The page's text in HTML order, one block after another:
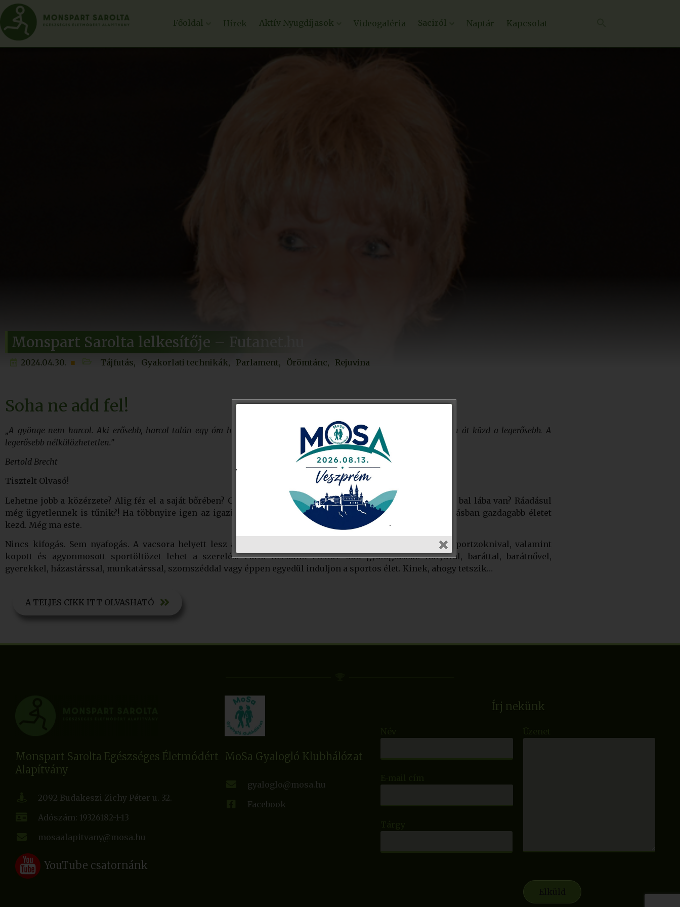
Főoldal Hírek Aktív Nyugdíjasok Videogaléria Saciról Naptár Kapcsolat
Monspart Sarolta lelkesítője – Futanet.hu
2024.04.30. Tájfutás Gyakorlati technikák Parlament Örömtánc Rejuvina
Soha ne add fel!
„A gyönge nem harcol. Aki erősebb, harcol talán egy óra hosszat. A még erősebb hosszú évekig küzd. De egész életén át küzd a legerősebb. A
legerősebb nélkülözhetetlen.”
Bertold Brecht
Tisztelt Olvasó!
Lehetne jobb a közérzete? Alig fér el a saját bőrében? Csúnyán kövér képet mutat a szobatükör? Úgy érzi két bal lába van? Ráadásul
még ügyetlennek is tűnik?! Ha többnyire igen az igazi válasza, akkor most határozza el, hogy új, testmozgásban gazdagabb életet
kezd. Még ma este.
Nincs kifogás. Sem nyafogás. A vacsora helyett lesz az első edzés. Kényelmes sportcipő kellően vastag sportzoknival, valamint
kopott és agyonmosott sportöltözet lehet a szerelés. Futni kezdünk eleinte sok gyaloglással. Kutyával, baráttal, barátnővel,
gyerekkel, házastárssal, munkatárssal, szomszéddal vagy éppen egyedül induljon a sportos élet. Kinek, ahogy tetszik…
A TELJES CIKK ITT OLVASHATÓ
Monspart Sarolta Egészséges Életmódért
Alapítvány
2092 Budakeszi Zichy Péter u. 32.
Adószám: 19326182-1-13
mosaalapitvany@mosa.hu
YouTube csatornánk
MoSa Gyalogló Klubhálózat
gyaloglo@mosa.hu
Facebook
Írj nekünk